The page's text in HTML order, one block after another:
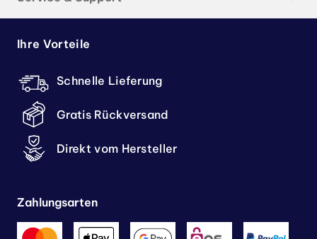
Ihre Vorteile
Schnelle Lieferung
Gratis Rückversand
Direkt vom Hersteller
Zahlungsarten